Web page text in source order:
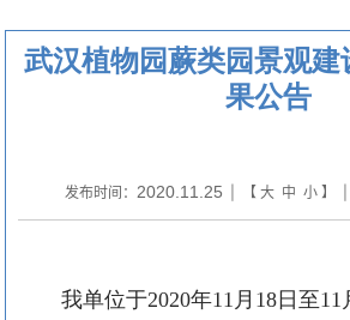
武汉植物园蕨类园景观建
果公告
发布时间： 2020.11.25 | 【 大 中 小】 |
我单位于2020年11 月 18日至11